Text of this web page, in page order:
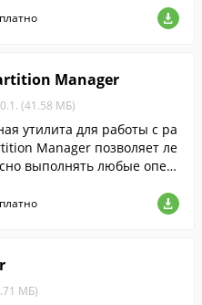
Manager
(41.58 МБ)
утилита для работы с ра
Manager позволяет ле
выполнять любые опер
МБ)